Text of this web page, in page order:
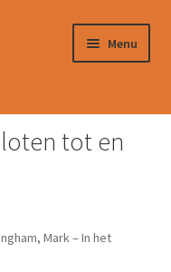
Menu
tot en
Mark – In het